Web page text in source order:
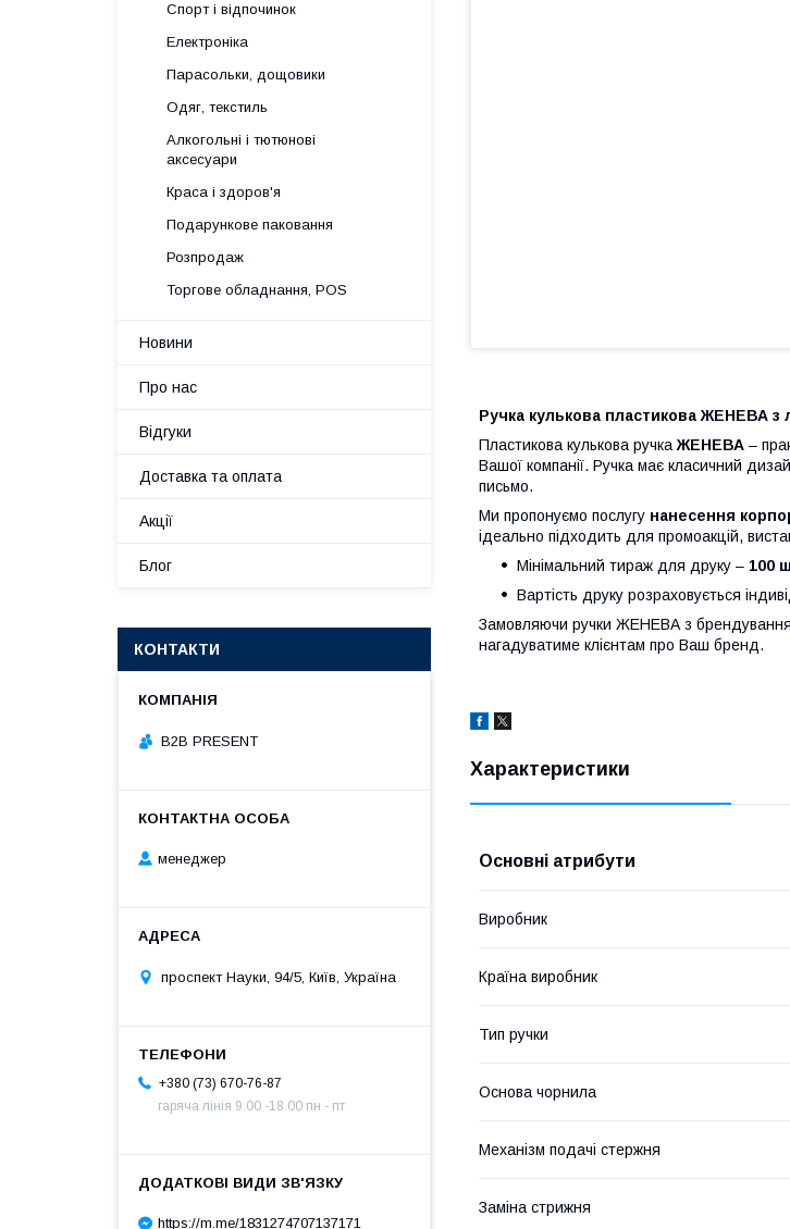
Ручка кулькова пластикова ЖЕНЕВА з
Пластикова кулькова ручка ЖЕНЕВА –
Вашої компанії. Ручка має класичний
письмо.
Ми пропонуємо послугу нанесення
ідеально підходить для промоакцій,
Мінімальний тираж для друку – 100
Вартість друку розраховується
Замовляючи ручки ЖЕНЕВА з
нагадуватиме клієнтам про Ваш бренд.
Характеристики
Основні атрибути
Виробник
Країна виробник
Тип ручки
Основа чорнила
Механізм подачі стержня
Заміна стрижня
Спорт і відпочинок
Електроніка
Парасольки, дощовики
Одяг, текстиль
Алкогольні і тютюнові
аксесуари
Краса і здоров'я
Подарункове паковання
Розпродаж
Торгове обладнання, POS
Новини
Про нас
Відгуки
Доставка та оплата
Акції
Блог
КОНТАКТИ
B2B PRESENT
менеджер
проспект Науки, 94/5, Київ, Україна
+380 (73) 670-76-87
гаряча лінія 9.00 -18.00 пн - пт
https://m.me/1831274707137171